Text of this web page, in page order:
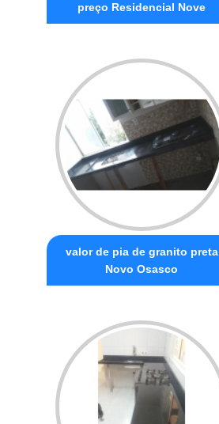
preço Residencial Nove
valor de pia de granito preta
Novo Osasco